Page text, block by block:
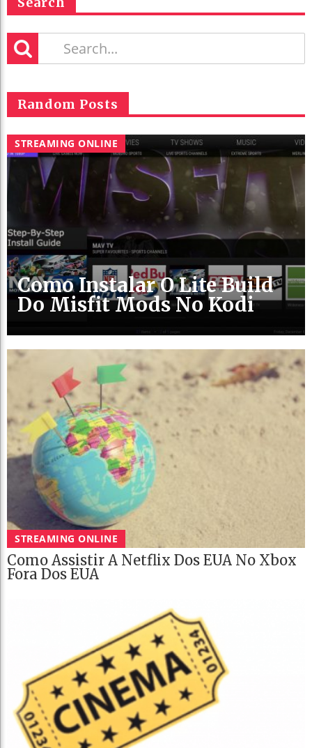
Random Posts
STREAMING ONLINE
Como Instalar O Lite Build
Do Misfit Mods No Kodi
STREAMING ONLINE
Como Assistir A Netflix Dos EUA No Xbox
Fora Dos EUA